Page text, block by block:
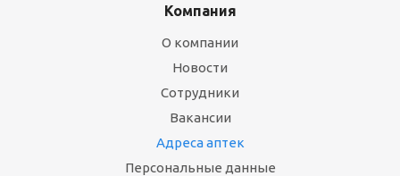
Компания
О компании
Новости
Сотрудники
Вакансии
Адреса аптек
Персональные данные